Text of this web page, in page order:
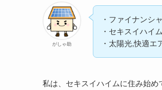
がしゃ助
・ファイナンシ
・セキスイハイ
・太陽光,快適エ
私は、 セキスイハイムに住み始め